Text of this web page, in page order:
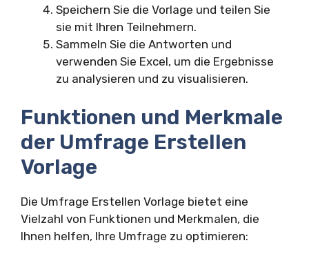
Speichern Sie die Vorlage und teilen Sie
sie mit Ihren Teilnehmern.
Sammeln Sie die Antworten und
verwenden Sie Excel, um die Ergebnisse
zu analysieren und zu visualisieren.
Funktionen und Merkmale
der Umfrage Erstellen
Vorlage
Die Umfrage Erstellen Vorlage bietet eine
Vielzahl von Funktionen und Merkmalen, die
Ihnen helfen, Ihre Umfrage zu optimieren: